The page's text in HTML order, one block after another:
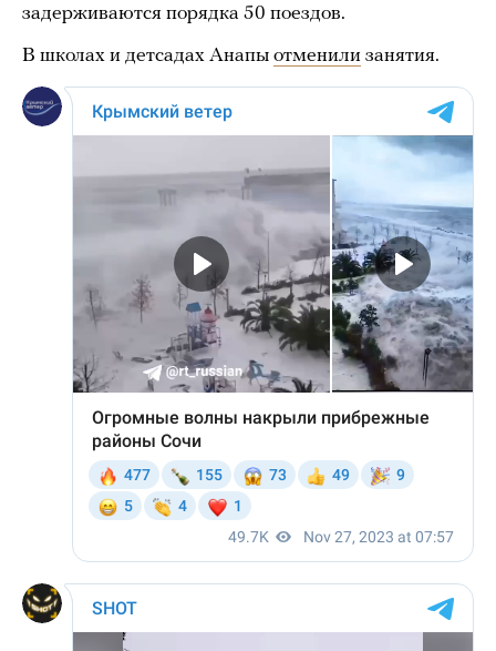
задерживаются порядка 50 поездов.
В школах и детсадах Анапы отменили занятия.